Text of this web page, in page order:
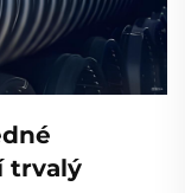
trvalý